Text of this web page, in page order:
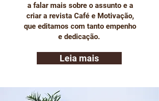
a falar mais sobre o assunto e a
criar a revista Café e Motivação,
que editamos com tanto empenho
e dedicação.
Leia mais